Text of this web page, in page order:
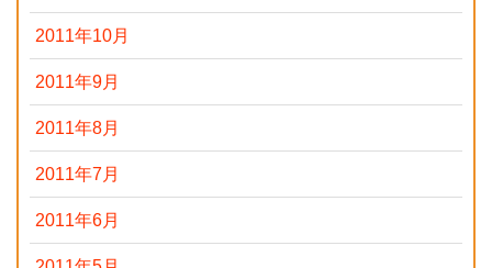
2011年10月
2011年9月
2011年8月
2011年7月
2011年6月